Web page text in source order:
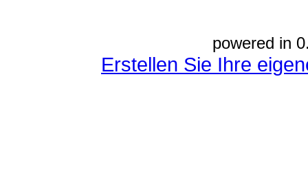
powered in
Erstellen Sie Ihre